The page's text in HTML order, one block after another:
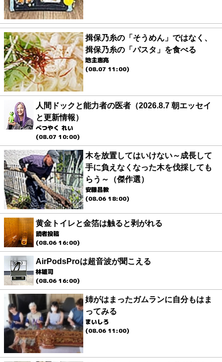
揖保乃糸の「そうめん」ではなく、
揖保乃糸の「パスタ」を食べる
地主恵亮
(08.07 11:00)
人間ドックと能力者の医者（2026.8.7 朝エッセイ
と更新情報）
べつやく れい
(08.07 10:00)
木を放置してはいけない～成長して
手に負えなくなった木を伐採しても
らう～（傑作選）
安藤昌教
(08.06 18:00)
黄金トイレと金箔は触ると剥がれる
読者投稿
(08.06 16:00)
AirPodsProは超音波が聞こえる
林雄司
(08.06 16:00)
姉がはまったガムランに自分もはま
ってみる
まいしろ
(08.06 11:00)